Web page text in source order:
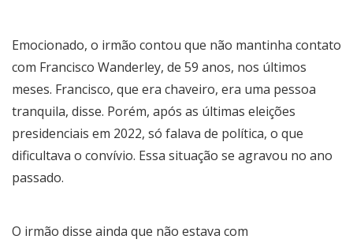
Emocionado, o irmão contou que não mantinha contato
com Francisco Wanderley, de 59 anos, nos últimos
meses. Francisco, que era chaveiro, era uma pessoa
tranquila, disse. Porém, após as últimas eleições
presidenciais em 2022, só falava de política, o que
dificultava o convívio. Essa situação se agravou no ano
passado.
O irmão disse ainda que não estava com